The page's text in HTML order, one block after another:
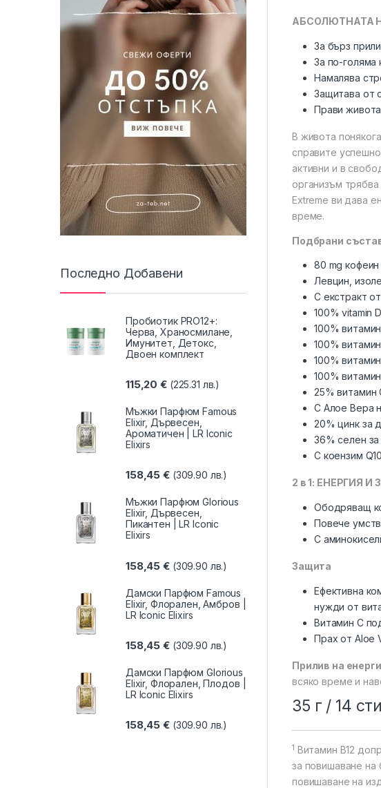
АБСОЛЮТНАТА
За бърз
За по-голяма
Намалява
Защитава от
Прави
В живота
справите
активни и в
организъм
Extreme ви дава
време.
Подбрани
80 mg кофеин
Левцин,
С екстракт
100% vitamin
100%
100%
100%
100%
25% витамин
С Алое Вера
20% цинк за
36% селен
С коензим Q10
2 в 1: ЕНЕРГИЯ И
Ободряващ
Повече
С
Защита
Ефективна
нужди от
Витамин C
Прах от Аloe
Прилив на
всяко време и
35 г / 14
1 Витамин B12
за повишаване на
повишаване на
Последно Добавени
Пробиотик PRO12+:
Черва, Храносмилане,
Имунитет, Детокс,
Двоен комплект
115,20€ (225.31 лв.)
Мъжки Парфюм Famous
Elixir, Дървесен,
Ароматичен | LR Iconic
Elixirs
158,45€ (309.90 лв.)
Мъжки Парфюм Glorious
Elixir, Дървесен,
Пикантен | LR Iconic
Elixirs
158,45€ (309.90 лв.)
Дамски Парфюм Famous
Elixir, Флорален, Амбров |
LR Iconic Elixirs
158,45€ (309.90 лв.)
Дамски Парфюм Glorious
Elixir, Флорален, Плодов |
LR Iconic Elixirs
158,45€ (309.90 лв.)